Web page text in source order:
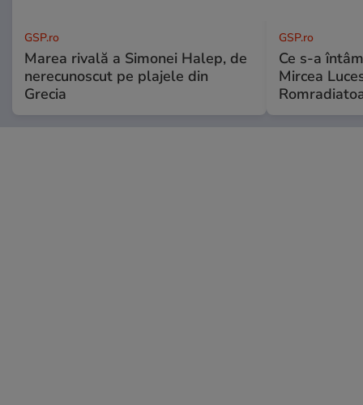
GSP.ro
Marea rivală a Simonei Halep, de
nerecunoscut pe plajele din
Grecia
GSP.ro
Ce s-a
Mircea